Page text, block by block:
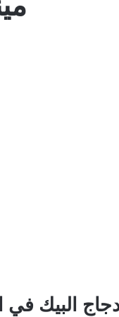
البيك في